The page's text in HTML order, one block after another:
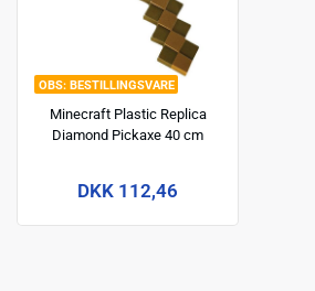
BESTILLINGSVARE
Minecraft Plastic Replica
Diamond Pickaxe 40 cm
DKK 112,46